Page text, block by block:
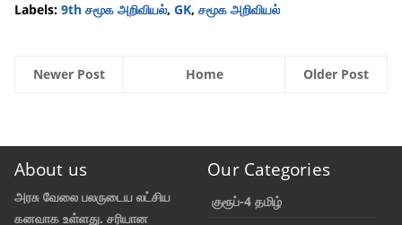
Labels: 9th சமூக அறிவியல், GK, சமூக அறிவியல்
Newer Post Older Post
Home
About us
அரசு வேலை பலருடைய லட்சிய
கனவாக உள்ளது. சரியான
Our Categories
குரூப்-4 தமிழ்